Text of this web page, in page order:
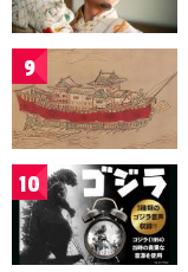
9
10